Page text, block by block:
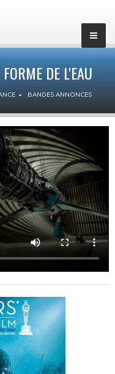
DE L'EAU
BANDES ANNONCES